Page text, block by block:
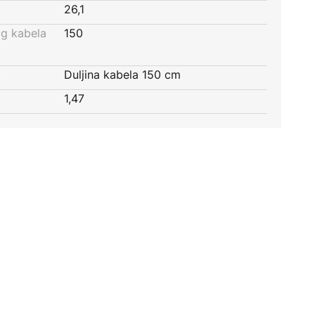
26,1
kabela
150
Duljina kabela 150 cm
1,47